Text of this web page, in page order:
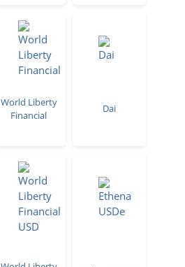
World Liberty
Financial
Dai